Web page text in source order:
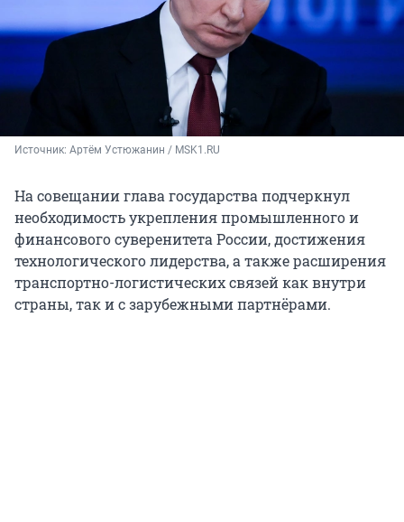
Источник: Артём Устюжанин / MSK1.RU
На совещании глава государства подчеркнул
необходимость укрепления промышленного и
финансового суверенитета России, достижения
технологического лидерства, а также расширения
транспортно-логистических связей как внутри
страны, так и с зарубежными партнёрами.